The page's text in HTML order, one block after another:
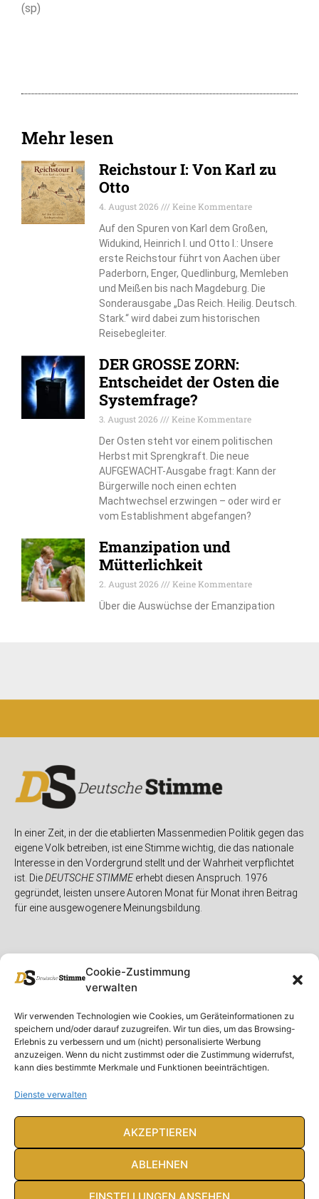
Cookie-Zustimmung
verwalten
Wir verwenden Technologien wie Cookies, um Geräteinformationen zu
speichern und/oder darauf zuzugreifen. Wir tun dies, um das Browsing-
Erlebnis zu verbessern und um (nicht) personalisierte Werbung
anzuzeigen. Wenn du nicht zustimmst oder die Zustimmung widerrufst,
kann dies bestimmte Merkmale und Funktionen beeinträchtigen.
Dienste verwalten
AKZEPTIEREN
ABLEHNEN
EINSTELLUNGEN ANSEHEN
(sp)
Mehr lesen
Reichstour I: Von Karl zu
Otto
4. August 2026
Keine Kommentare
Auf den Spuren von Karl dem Großen,
Widukind, Heinrich I. und Otto I.: Unsere
erste Reichstour führt von Aachen über
Paderborn, Enger, Quedlinburg, Memleben
und Meißen bis nach Magdeburg. Die
Sonderausgabe „Das Reich. Heilig. Deutsch.
Stark.“ wird dabei zum historischen
Reisebegleiter.
DER GROSSE ZORN:
Entscheidet der Osten die
Systemfrage?
3. August 2026
Keine Kommentare
Der Osten steht vor einem politischen
Herbst mit Sprengkraft. Die neue
AUFGEWACHT-Ausgabe fragt: Kann der
Bürgerwille noch einen echten
Machtwechsel erzwingen – oder wird er
vom Establishment abgefangen?
Emanzipation und
Mütterlichkeit
2. August 2026
Keine Kommentare
Über die Auswüchse der Emanzipation
In einer Zeit, in der die etablierten Massenmedien Politik gegen das
eigene Volk betreiben, ist eine Stimme wichtig, die das nationale
Interesse in den Vordergrund stellt und der Wahrheit verpflichtet
ist. DieDEUTSCHE STIMMEerhebt diesen Anspruch. 1976
gegründet, leisten unsere Autoren Monat für Monat ihren Beitrag
für eine ausgewogenere Meinungsbildung.
Unser Magazin
Spenden
Ausgaben
Abonnieren
Rubriken
Deutschland
Ausland
Feuilleton
Rechtliches
Rechtliche Hinweise
Impressum
Datenschutzerklärung